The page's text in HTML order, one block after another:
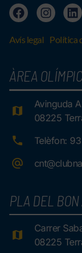
Avís legal Política
ÀREA
Avinguda
08225
Telèfon:
PLA DEL
Carrer
08225